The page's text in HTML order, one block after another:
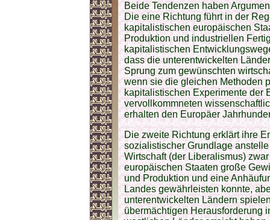
Beide Tendenzen haben
Die eine Richtung führt in der
kapitalistischen europäischen
Produktion und industriellen
kapitalistischen
dass die unterentwickelten
Sprung zum gewünschten
wenn sie die gleichen Methoden
kapitalistischen Experimente der
vervollkommneten
erhalten den Europäer
Die zweite Richtung erklärt ihre
sozialistischer Grundlage
Wirtschaft (der Liberalismus)
europäischen Staaten große
und Produktion und eine
Landes gewährleisten konnte,
unterentwickelten Ländern
übermächtigen Herausforderung